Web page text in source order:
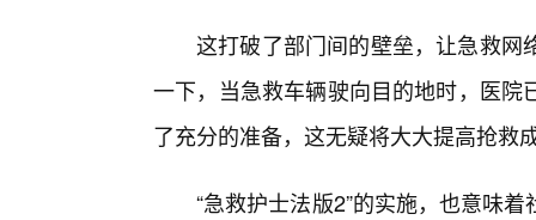
这打破了部门间的壁垒，让急救网
一下，当急救车辆驶向目的地时，医
了充分的准备，这无疑将大大提高抢救
“急救护士法版2”的实施，也意味